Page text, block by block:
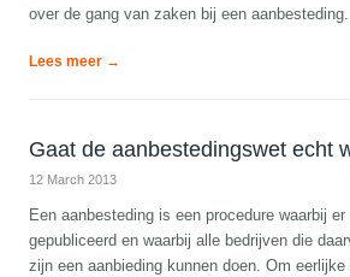
over de gang van zaken bij een aanbesteding.
Lees meer →
Gaat de aanbestedingswet echt
12 March 2013
Een aanbesteding is een procedure waarbij
gepubliceerd en waarbij alle bedrijven die
zijn een aanbieding kunnen doen. Om